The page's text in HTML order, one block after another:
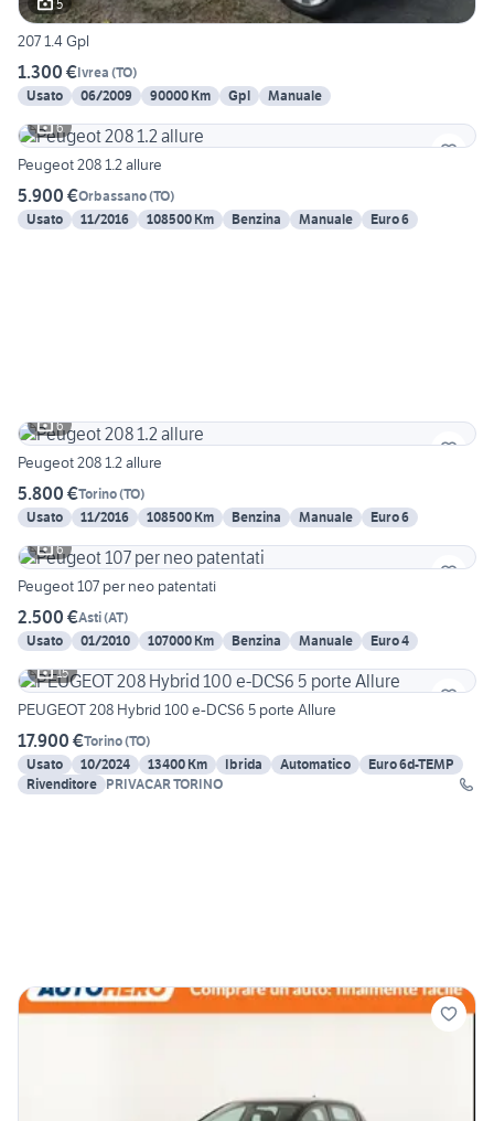
5
207 1.4 Gpl
1.300 €Ivrea (TO)
Usato
06/2009 90000 Km Gpl
Manuale
6
Peugeot 208 1.2 allure
5.900 €Orbassano(TO)
Usato
11/2016 108500 Km Benzina Manuale Euro 6
6
Peugeot 208 1.2 allure
5.800 €Torino(TO)
Usato
11/2016 108500 Km Benzina Manuale
Euro 6
6
Peugeot 107 per neo patentati
2.500 €Asti(AT)
Usato
01/2010 107000 Km Benzina Manuale
Euro 4
15
PEUGEOT 208 Hybrid 100 e-DCS6 5 porte Allure
17.900 €Torino(TO)
Usato
10/2024 13400 Km Ibrida Automatico
Euro 6d-TEMP
Rivenditore PRIVACAR TORINO